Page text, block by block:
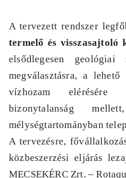
A tervezett rendszer
termelő és visszasajtoló
elsődlegesen
megválasztásra, a lehető
vízhozam elérésére
bizonytalanság
mélységtartományban
A tervezésre,
közbeszerzési eljárás
MECSEKÉRC Zrt. –